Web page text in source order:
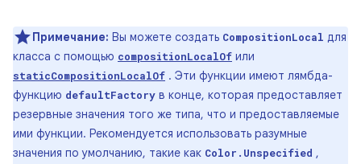
Примечание: Вы можете создать CompositionLocal для
класса с помощью compositionLocalOf или
staticCompositionLocalOf . Эти функции имеют лямбда-
функцию defaultFactory в конце, которая предоставляет
резервные значения того же типа, что и предоставляемые
ими функции. Рекомендуется использовать разумные
значения по умолчанию, такие как Color.Unspecified ,